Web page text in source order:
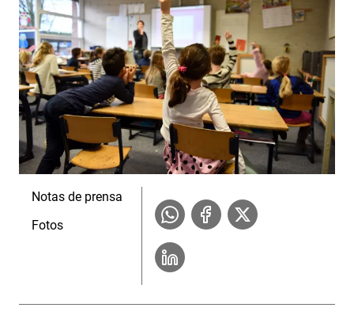
Notas de prensa
Fotos